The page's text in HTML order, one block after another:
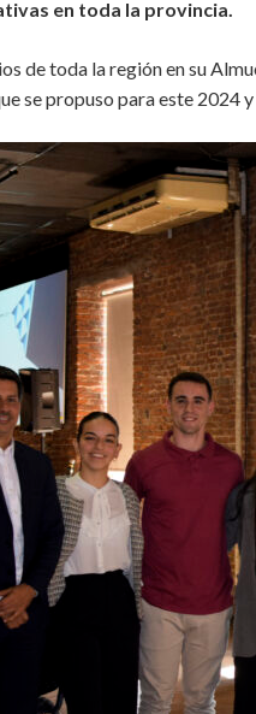
en toda la provincia.
de toda la región en su
se propuso para este 2024